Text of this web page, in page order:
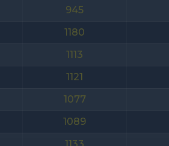
945
1180
1113
1121
1077
1089